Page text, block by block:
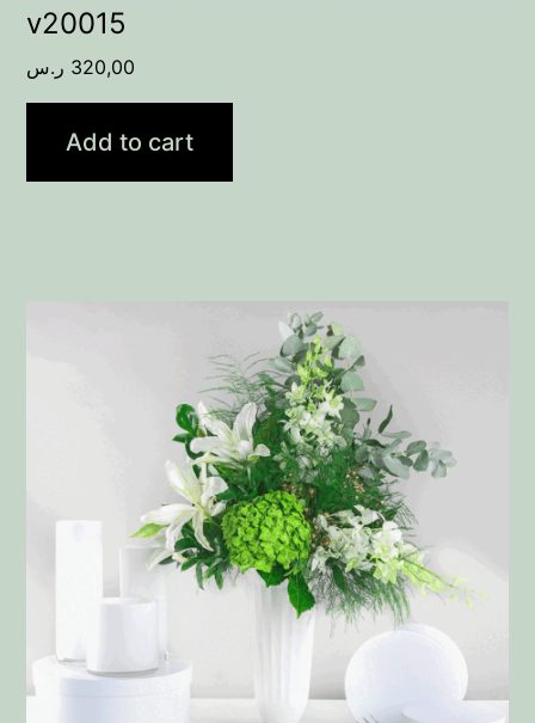
v20015
320,00 ر.س
Add to cart